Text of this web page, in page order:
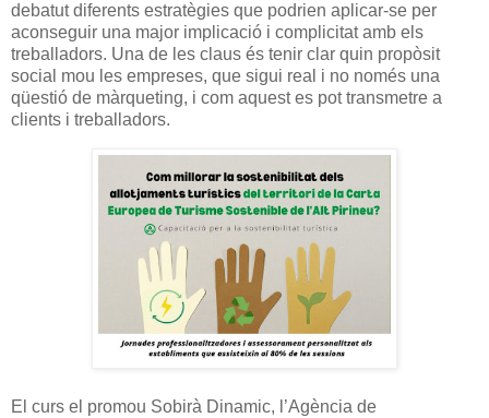
debatut diferents estratègies que podrien aplicar-se per
aconseguir una major implicació i complicitat amb els
treballadors. Una de les claus és tenir clar quin propòsit
social mou les empreses, que sigui real i no només una
qüestió de màrqueting, i com aquest es pot transmetre a
clients i treballadors.
El curs el promou Sobirà Dinamic, l’Agència de